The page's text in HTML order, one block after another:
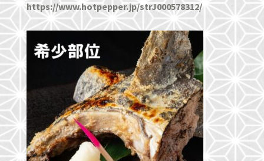
https://www.hotpepper.jp/strJ000578312/